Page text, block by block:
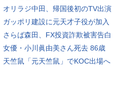
オリラジ中田、帰国後初のTV出演
ガッポリ建設に元天才子役が加入
さらば森田、FX投資詐欺被害告白
女優・小川眞由美さん死去 86歳
天竺鼠「元天竺鼠」でKOC出場へ